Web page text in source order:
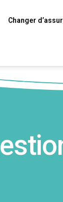
Changer